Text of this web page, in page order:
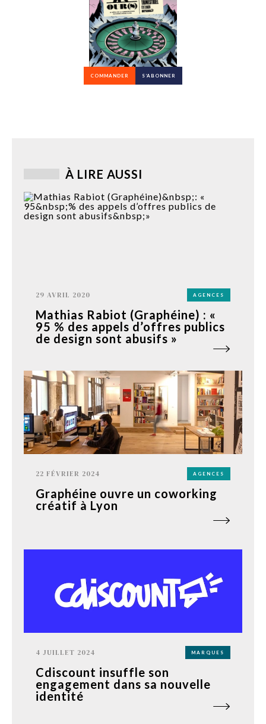
COMMANDER S’ABONNER
À LIRE AUSSI
29 AVRIL 2020 AGENCES
Mathias Rabiot (Graphéine) : «
95 % des appels d’offres publics
de design sont abusifs »
22 FÉVRIER 2024 AGENCES
Graphéine ouvre un coworking
créatif à Lyon
4 JUILLET 2024 MARQUES
Cdiscount insuffle son
engagement dans sa nouvelle
identité